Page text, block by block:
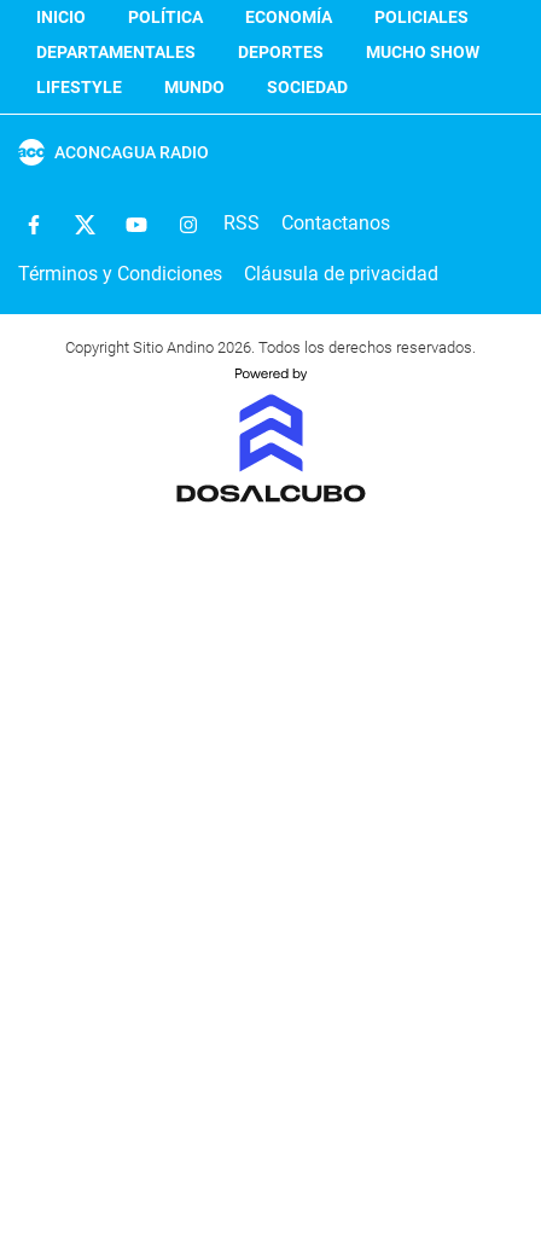
INICIO POLÍTICA ECONOMÍA
POLICIALES
DEPARTAMENTALES
DEPORTES
MUCHO SHOW
LIFESTYLE
MUNDO SOCIEDAD
ACONCAGUA RADIO
RSS Contactanos
Términos y Condiciones Cláusula de privacidad
Copyright Sitio Andino 2026. Todos los derechos reservados.